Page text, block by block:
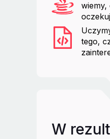
tego,
wiemy,
W